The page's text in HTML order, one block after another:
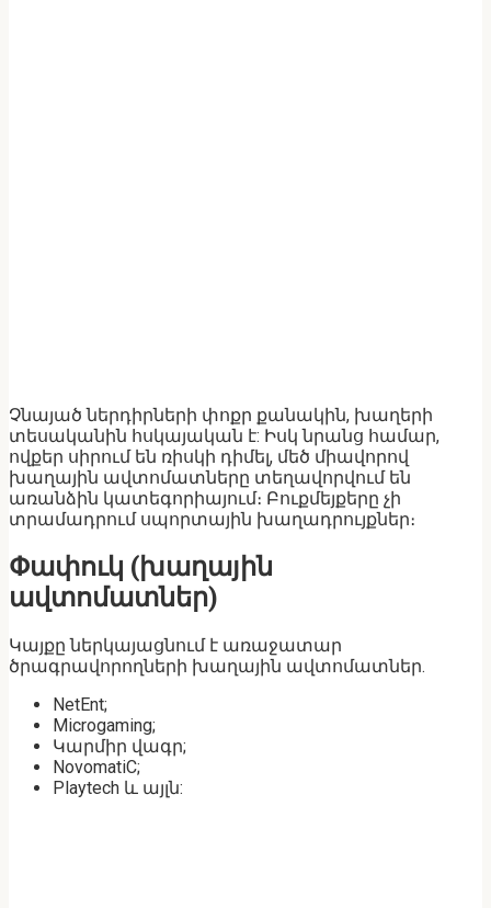
Չնայած ներդիրների փոքր քանակին, խաղերի
տեսականին հսկայական է: Իսկ նրանց համար,
ովքեր սիրում են ռիսկի դիմել, մեծ միավորով
խաղային ավտոմատները տեղավորվում են
առանձին կատեգորիայում։ Բուքմեյքերը չի
տրամադրում սպորտային խաղադրույքներ։
Փափուկ (խաղային
ավտոմատներ)
Կայքը ներկայացնում է առաջատար
ծրագրավորողների խաղային ավտոմատներ.
NetEnt;
Microgaming;
Կարմիր վագր;
NovomatiC;
Playtech և այլն: